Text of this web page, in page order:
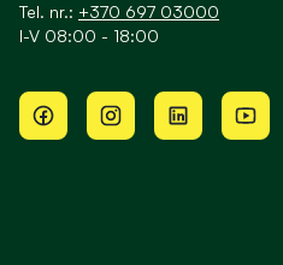
Tel. nr.: +370 697 03000
I-V 08:00 - 18:00